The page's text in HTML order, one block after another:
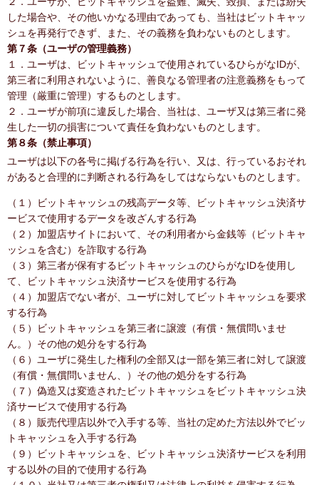
した場合や、その他いかなる理由であっても、当社はビットキャッ
シュを再発行できず、また、その義務を負わないものとします。
第７条（ユーザの管理義務）
１．ユーザは、ビットキャッシュで使用されているひらがなIDが、
第三者に利用されないように、善良なる管理者の注意義務をもって
管理（厳重に管理）するものとします。
２．ユーザが前項に違反した場合、当社は、ユーザ又は第三者に発
生した一切の損害について責任を負わないものとします。
第８条（禁止事項）
ユーザは以下の各号に掲げる行為を行い、又は、行っているおそれ
があると合理的に判断される行為をしてはならないものとします。
（１）ビットキャッシュの残高データ等、ビットキャッシュ決済サ
ービスで使用するデータを改ざんする行為
（２）加盟店サイトにおいて、その利用者から金銭等（ビットキャ
ッシュを含む）を詐取する行為
（３）第三者が保有するビットキャッシュのひらがなIDを使用し
て、ビットキャッシュ決済サービスを使用する行為
（４）加盟店でない者が、ユーザに対してビットキャッシュを要求
する行為
（５）ビットキャッシュを第三者に譲渡（有償・無償問いませ
ん。）その他の処分をする行為
（６）ユーザに発生した権利の全部又は一部を第三者に対して譲渡
（有償・無償問いません、）その他の処分をする行為
（７）偽造又は変造されたビットキャッシュをビットキャッシュ決
済サービスで使用する行為
（８）販売代理店以外で入手する等、当社の定めた方法以外でビッ
トキャッシュを入手する行為
（９）ビットキャッシュを、ビットキャッシュ決済サービスを利用
する以外の目的で使用する行為